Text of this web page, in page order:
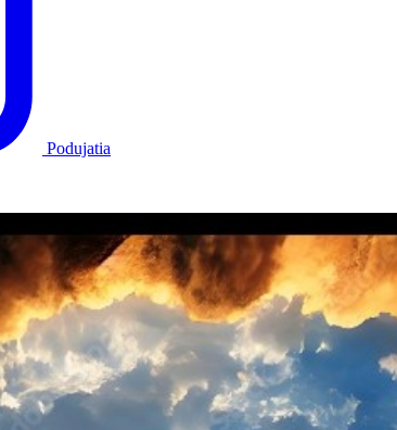
Podujatia